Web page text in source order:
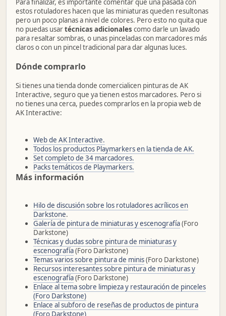
Para finalizar, es importante comentar que una pasada con
estos rotuladores hacen que las miniaturas queden resultonas
pero un poco planas a nivel de colores. Pero esto no quita que
no puedas usartécnicas adicionales como darle un lavado
para resaltar sombras, o unas pinceladas con marcadores más
claros o con un pincel tradicional para dar algunas luces.
Dónde comprarlo
Si tienes una tienda donde comercialicen pinturas de AK
Interactive, seguro que ya tienen estos marcadores. Pero si
no tienes una cerca, puedes comprarlos en la propia web de
AK Interactive:
Web de AK Interactive.
Todos los productos Playmarkers en la tienda de AK.
Set completo de 34 marcadores.
Packs temáticos de Playmarkers.
Más información
Hilo de discusión sobre los rotuladores acrílicos en
Darkstone.
Galería de pintura de miniaturas y escenografía(Foro
Darkstone)
Técnicas y dudas sobre pintura de miniaturas y
escenografía(Foro Darkstone)
Temas varios sobre pintura de minis(Foro Darkstone)
Recursos interesantes sobre pintura de miniaturas y
escenografía(Foro Darkstone)
Enlace al tema sobre limpieza y restauración de pinceles
(Foro Darkstone)
Enlace al subforo de reseñas de productos de pintura
(Foro Darkstone)